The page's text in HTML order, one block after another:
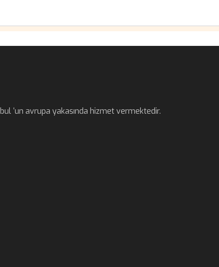
‘un avrupa yakasında hizmet vermektedir.